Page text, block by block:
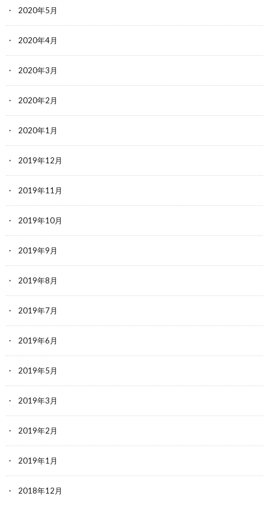
2020年5月
2020年4月
2020年3月
2020年2月
2020年1月
2019年12月
2019年11月
2019年10月
2019年9月
2019年8月
2019年7月
2019年6月
2019年5月
2019年3月
2019年2月
2019年1月
2018年12月